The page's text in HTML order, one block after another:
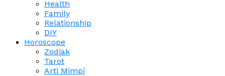
Health
Family
Relationship
DIY
Horoscope
Zodiak
Tarot
Arti Mimpi